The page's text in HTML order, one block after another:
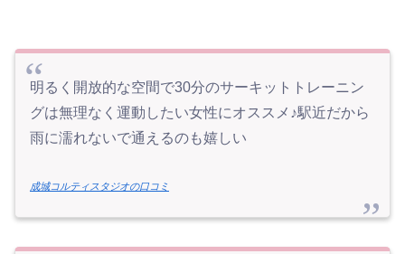
明るく開放的な空間で30分のサーキットトレーニン
グは無理なく運動したい女性にオススメ♪駅近だから
雨に濡れないで通えるのも嬉しい
成城コルティスタジオの口コミ